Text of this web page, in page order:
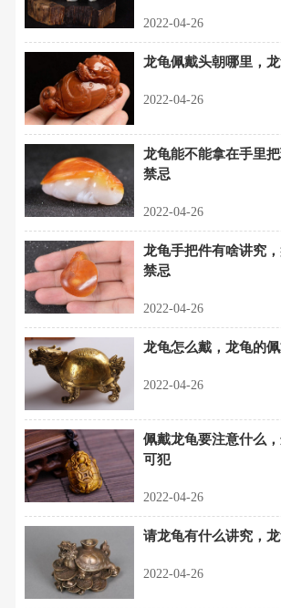
2022-04-26
龙龟佩戴头朝哪里，
2022-04-26
龙龟能不能拿在手里
禁忌
2022-04-26
龙龟手把件有啥讲究
禁忌
2022-04-26
龙龟怎么戴，龙龟的
2022-04-26
佩戴龙龟要注意什么
可犯
2022-04-26
请龙龟有什么讲究，
2022-04-26